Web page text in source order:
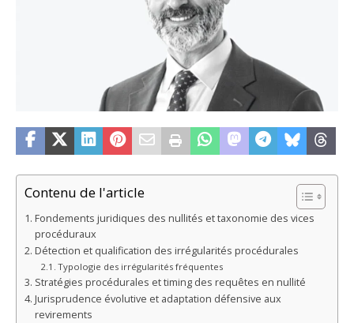
Contenu de l'article
Fondements juridiques des nullités et taxonomie des vices
procéduraux
Détection et qualification des irrégularités procédurales
Typologie des irrégularités fréquentes
Stratégies procédurales et timing des requêtes en nullité
Jurisprudence évolutive et adaptation défensive aux
revirements